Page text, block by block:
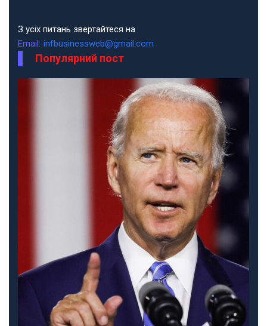
З усіх питань звертайтеся на
Email: infbusinessweb@gmail.com
Популярний пост